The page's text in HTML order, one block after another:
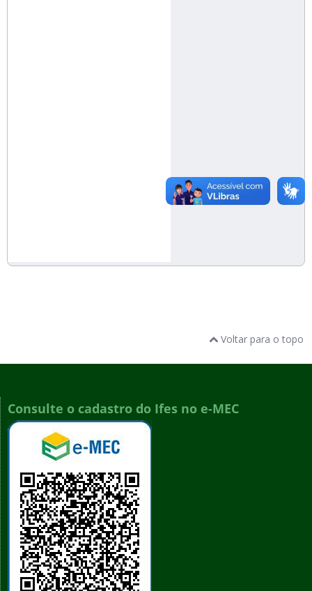
Voltar para o topo
Consulte o cadastro do Ifes no e-MEC